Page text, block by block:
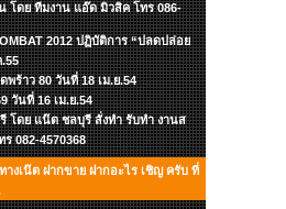
โดย ทีมงาน แอ๊ด มิวสิค โทร 086-
2012 ปฏิบัติการ “ปลดปล่อย
ร้าว 80 วันที่ 18 เม.ย.54
วันที่ 16 เม.ย.54
โดย แน๊ต ชลบุรี สั่งทำ รับทำ งานส
082-4570368
งเน๊ต ฝากขาย ฝากอะไร เชิญ ครับ ที่